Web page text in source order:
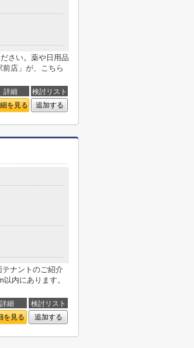
さい。薬や日用品
店」が、こちら
詳細
検討リスト
を見る 追加する
ナントのご紹介
内にあります。
詳細
検討リスト
を見る 追加する